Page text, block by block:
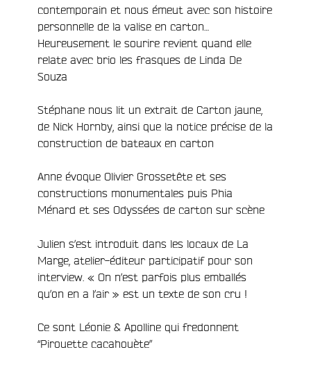
contemporain et nous émeut avec son histoire
personnelle de la valise en carton…
Heureusement le sourire revient quand elle
relate avec brio les frasques de Linda De
Souza
Stéphane nous lit un extrait de Carton jaune,
de Nick Hornby, ainsi que la notice précise de la
construction de bateaux en carton
Anne évoque Olivier Grossetête et ses
constructions monumentales puis Phia
Ménard et ses Odyssées de carton sur scène
Julien s’est introduit dans les locaux de La
Marge, atelier-éditeur participatif pour son
interview. « On n’est parfois plus emballés
qu’on en a l’air » est un texte de son cru !
Ce sont Léonie & Apolline qui fredonnent
“Pirouette cacahouète”